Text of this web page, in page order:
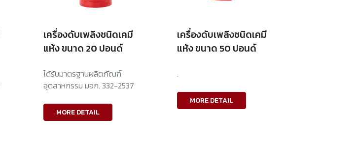
เครื่องดับเพลิงชนิดเคมี
แห้ง ขนาด 20 ปอนด์
ได้รับมาตรฐานผลิตภัณฑ์
อุตสาหกรรม มอก. 332-2537
MORE DETAIL
เครื่องดับเพลิงชนิดเคมี
แห้ง ขนาด 50 ปอนด์
.
MORE DETAIL